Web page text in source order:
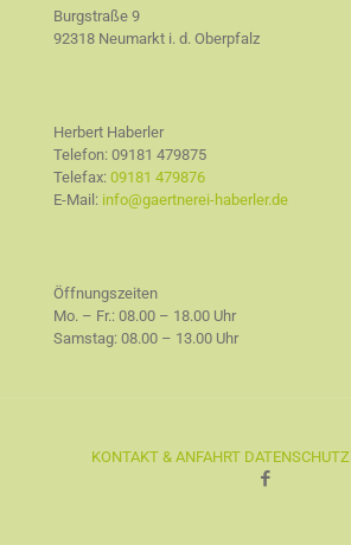
Burgstraße 9
92318 Neumarkt i. d. Oberpfalz
Herbert Haberler
Telefon: 09181 479875
Telefax: 09181 479876
E-Mail: info@gaertnerei-haberler.de
Öffnungszeiten
Mo. – Fr.: 08.00 – 18.00 Uhr
Samstag: 08.00 – 13.00 Uhr
KONTAKT & ANFAHRT DATENSCHUTZ